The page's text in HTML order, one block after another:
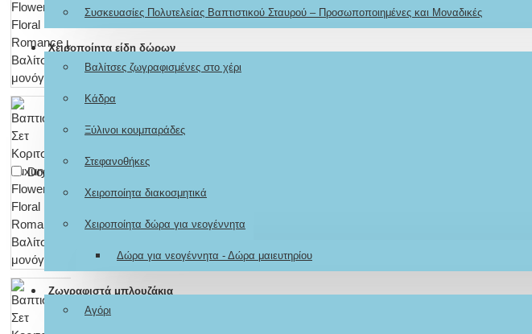
Don't show again.
Συσκευασίες Πολυτελείας Βαπτιστικού Σταυρού – Προσωποποιημένες και Μοναδικές
Χειροποίητα είδη δώρων
Βαλίτσες ζωγραφισμένες στο χέρι
Κάδρα
Ξύλινοι κουμπαράδες
Στεφανοθήκες
Χειροποίητα διακοσμητικά
Χειροποίητα δώρα για νεογέννητα
Δώρα για νεογέννητα - Δώρα μαιευτηρίου
Ζωγραφιστά μπλουζάκια
Αγόρι